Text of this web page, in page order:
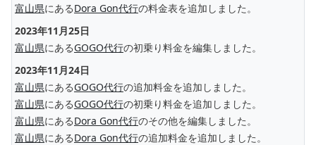
富山県にあるDora Gon代行の料金表を追加しました。
2023年11月25日
富山県にあるGOGO代行の初乗り料金を編集しました。
2023年11月24日
富山県にあるGOGO代行の追加料金を追加しました。
富山県にあるGOGO代行の初乗り料金を追加しました。
富山県にあるDora Gon代行のその他を編集しました。
富山県にあるDora Gon代行の追加料金を追加しました。